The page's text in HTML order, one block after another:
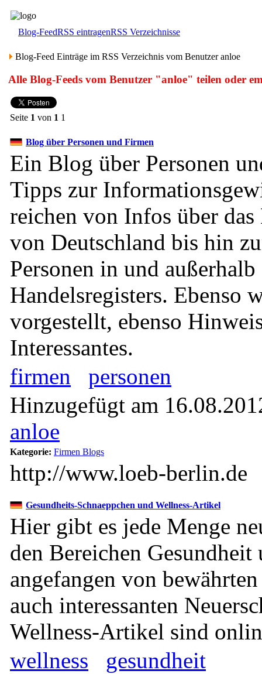
Blog-FeedRSS eintragenRSS Verzeichnisse
Blog-Feed Einträge im RSS Verzeichnis vom Benutzer anloe
Alle Blog-Feeds vom Benutzer "anloe" teilen oder
Seite 1 von 1 1
Blog über Personen und Firmen
Ein Blog über Personen
Tipps zur
reichen von Infos über das
von Deutschland bis hin
Personen in und außerhalb
Handelsregisters. Ebenso
vorgestellt, ebenso
Interessantes.
firmen
personen
Hinzugefügt am
anloe
Kategorie: Firmen Blogs
http://www.loeb-berlin.de
Gesundheits-Schnaeppchen und Wellness-Artikel
Hier gibt es jede Menge
den Bereichen Gesundheit
angefangen von
auch interessanten
Wellness-Artikel sind
wellness
gesundheit